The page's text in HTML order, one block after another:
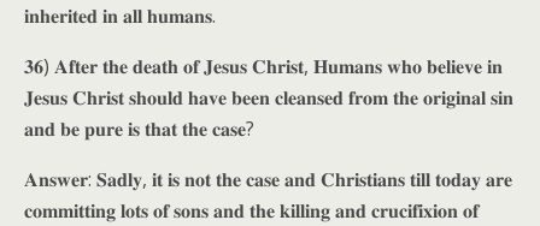
𝐢𝐧𝐡𝐞𝐫𝐢𝐭𝐞𝐝 𝐢𝐧 𝐚𝐥𝐥 𝐡𝐮𝐦𝐚𝐧𝐬.
𝟑𝟔) 𝐀𝐟𝐭𝐞𝐫 𝐭𝐡𝐞 𝐝𝐞𝐚𝐭𝐡 𝐨𝐟 𝐉𝐞𝐬𝐮𝐬 𝐂𝐡𝐫𝐢𝐬𝐭, 𝐇𝐮𝐦𝐚𝐧𝐬 𝐰𝐡𝐨 𝐛𝐞𝐥𝐢𝐞𝐯𝐞 𝐢𝐧
𝐉𝐞𝐬𝐮𝐬 𝐂𝐡𝐫𝐢𝐬𝐭 𝐬𝐡𝐨𝐮𝐥𝐝 𝐡𝐚𝐯𝐞 𝐛𝐞𝐞𝐧 𝐜𝐥𝐞𝐚𝐧𝐬𝐞𝐝 𝐟𝐫𝐨𝐦 𝐭𝐡𝐞 𝐨𝐫𝐢𝐠𝐢𝐧𝐚𝐥 𝐬𝐢𝐧
𝐚𝐧𝐝 𝐛𝐞 𝐩𝐮𝐫𝐞 𝐢𝐬 𝐭𝐡𝐚𝐭 𝐭𝐡𝐞 𝐜𝐚𝐬𝐞?
𝐀𝐧𝐬𝐰𝐞𝐫: 𝐒𝐚𝐝𝐥𝐲, 𝐢𝐭 𝐢𝐬 𝐧𝐨𝐭 𝐭𝐡𝐞 𝐜𝐚𝐬𝐞 𝐚𝐧𝐝 𝐂𝐡𝐫𝐢𝐬𝐭𝐢𝐚𝐧𝐬 𝐭𝐢𝐥𝐥 𝐭𝐨𝐝𝐚𝐲 𝐚𝐫𝐞
𝐜𝐨𝐦𝐦𝐢𝐭𝐭𝐢𝐧𝐠 𝐥𝐨𝐭𝐬 𝐨𝐟 𝐬𝐨𝐧𝐬 𝐚𝐧𝐝 𝐭𝐡𝐞 𝐤𝐢𝐥𝐥𝐢𝐧𝐠 𝐚𝐧𝐝 𝐜𝐫𝐮𝐜𝐢𝐟𝐢𝐱𝐢𝐨𝐧 𝐨𝐟